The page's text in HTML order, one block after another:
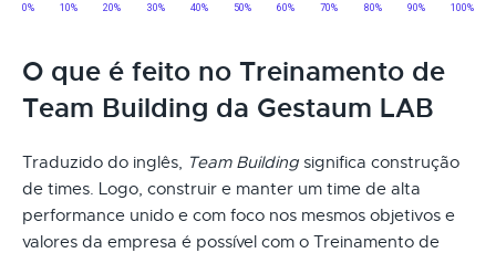
O que é feito no Treinamento de
Team Building da Gestaum LAB
Traduzido do inglês, Team Building significa construção
de times. Logo, construir e manter um time de alta
performance unido e com foco nos mesmos objetivos e
valores da empresa é possível com o Treinamento de